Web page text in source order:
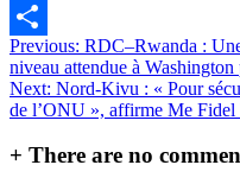
Messenger
Partager
Navigation
de
l’article
Previous: RDC–Rwanda :
niveau attendue à
Next: Nord-Kivu : « Pour
de l’ONU », affirme Me Fidel
+ There are no